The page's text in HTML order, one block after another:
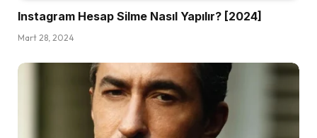
Instagram Hesap Silme Nasıl Yapılır? [2024]
Mart 28, 2024